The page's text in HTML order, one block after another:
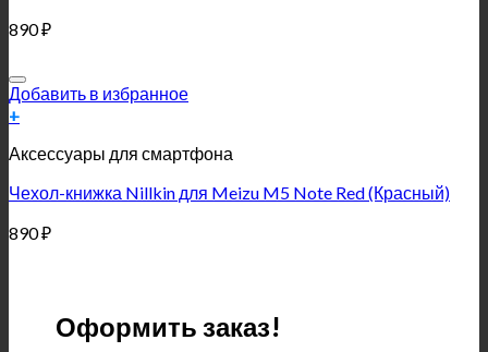
890₽
Добавить в избранное
+
Аксессуары для смартфона
Чехол-книжка Nillkin для Meizu M5 Note Red (Красный)
890₽
Оформить заказ!